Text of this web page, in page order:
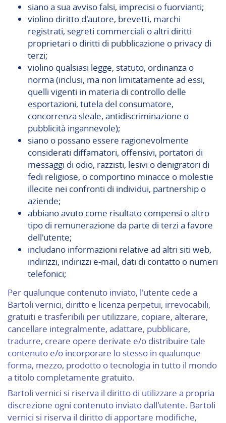
siano a sua avviso falsi, imprecisi o fuorvianti;
violino diritto d'autore, brevetti, marchi
registrati, segreti commerciali o altri diritti
proprietari o diritti di pubblicazione o privacy di
terzi;
violino qualsiasi legge, statuto, ordinanza o
norma (inclusi, ma non limitatamente ad essi,
quelli vigenti in materia di controllo delle
esportazioni, tutela del consumatore,
concorrenza sleale, antidiscriminazione o
pubblicità ingannevole);
siano o possano essere ragionevolmente
considerati diffamatori, offensivi, portatori di
messaggi di odio, razzisti, lesivi o denigratori di
fedi religiose, o comportino minacce o molestie
illecite nei confronti di individui, partnership o
aziende;
abbiano avuto come risultato compensi o altro
tipo di remunerazione da parte di terzi a favore
dell'utente;
includano informazioni relative ad altri siti web,
indirizzi, indirizzi e-mail, dati di contatto o numeri
telefonici;
Per qualunque contenuto inviato, l'utente cede a
Bartoli vernici, diritto e licenza perpetui, irrevocabili,
gratuiti e trasferibili per utilizzare, copiare, alterare,
cancellare integralmente, adattare, pubblicare,
tradurre, creare opere derivate e/o distribuire tale
contenuto e/o incorporare lo stesso in qualunque
forma, mezzo, prodotto o tecnologia in tutto il mondo
a titolo completamente gratuito.
Bartoli vernici si riserva il diritto di utilizzare a propria
discrezione ogni contenuto inviato dall'utente. Bartoli
vernici si riserva il diritto di apportare modifiche,